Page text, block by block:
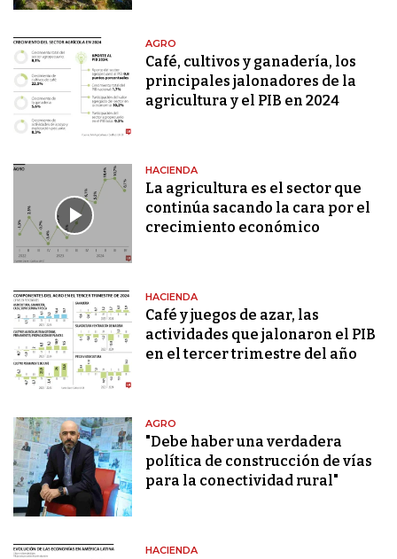
AGRO
Café, cultivos y ganadería, los
principales jalonadores de la
agricultura y el PIB en 2024
HACIENDA
La agricultura es el sector que
continúa sacando la cara por el
crecimiento económico
HACIENDA
Café y juegos de azar, las
actividades que jalonaron el PIB
en el tercer trimestre del año
AGRO
"Debe haber una verdadera
política de construcción de vías
para la conectividad rural"
HACIENDA